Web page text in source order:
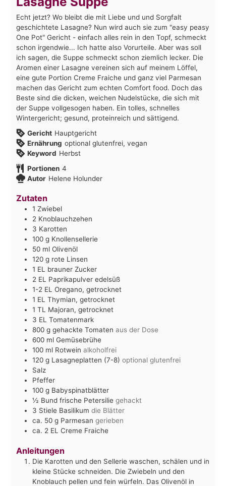
Echt jetzt? Wo bleibt die mit Liebe und und Sorgfalt
geschichtete Lasagne? Nun wird auch sie zum "easy peasy
One Pot" Gericht - einfach alles rein in den Topf, schmeckt
schon irgendwie... Ich hatte also Vorurteile. Aber was soll
ich sagen, die Suppe schmeckt schon ziemlich lecker. Die
Aromen einer Lasagne vereinen sich auf meinem Löffel,
eine gute Portion Creme Fraiche und ganz viel Parmesan
machen das Gericht zum echten Comfort food. Doch das
Beste sind die dicken, weichen Nudelstücke, die sich mit
der Suppe vollgesogen haben. Ein tolles, schnelles
Wintergericht; gesund, proteinreich und sättigend.
Gericht Hauptgericht
Ernährung optional glutenfrei, vegan
Keyword Herbst
Portionen 4
Autor Helene Holunder
Zutaten
1 Zwiebel
2 Knoblauchzehen
3 Karotten
100 g Knollensellerie
50 ml Olivenöl
120 g rote Linsen
1 EL brauner Zucker
2 EL Paprikapulver edelsüß
1-2 EL Oregano, getrocknet
1 EL Thymian, getrocknet
1 TL Majoran, getrocknet
3 EL Tomatenmark
800 g gehackte Tomaten aus der Dose
600 ml Gemüsebrühe
100 ml Rotwein alkoholfrei
120 g Lasagneplatten (7-8) optional glutenfrei
Salz
Pfeffer
100 g Babyspinatblätter
½ Bund frische Petersilie gehackt
3 Stiele Basilikum die Blätter
ca. 50 g Parmesan gerieben
ca. 2 EL Creme Fraiche
Anleitungen
Die Karotten und den Sellerie waschen, schälen und in
kleine Stücke schneiden. Die Zwiebeln und den
Knoblauch pellen und fein würfeln. Das Olivenöl in